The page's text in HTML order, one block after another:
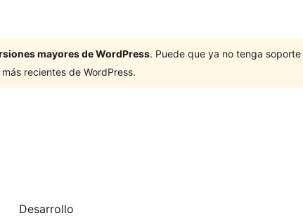
mayores de WordPress. Puede que ya no tenga
recientes de WordPress.
Desarrollo